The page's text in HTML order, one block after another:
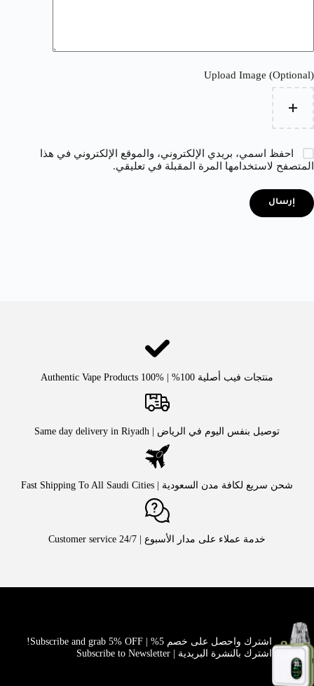
Upload Image (Optional)
احفظ اسمي، بريدي الإلكتروني، والموقع الإلكتروني في هذا
المتصفح لاستخدامها المرة المقبلة في تعليقي.
إرسال
منتجات فيب أصلية 100% | Authentic Vape Products 100%
توصيل بنفس اليوم في الرياض | Same day delivery in Riyadh
شحن سريع لكافة مدن السعودية | Fast Shipping To All Saudi Cities
خدمة عملاء على مدار الأسبوع | Customer service 24/7
اشترك واحصل على خصم 5% | Subscribe and grab 5% OFF!
اشترك بالنشرة البريدية | Subscribe to Newsletter